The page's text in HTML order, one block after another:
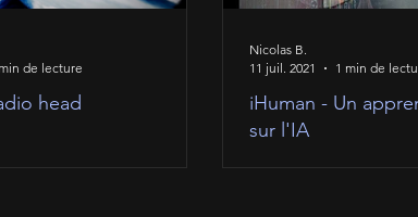
head
de lecture
iHuman - Un
sur l'IA
Nicolas B.
11 juil. 2021
1 min de